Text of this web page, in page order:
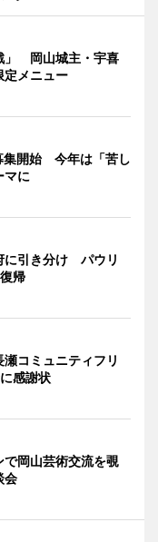
」 岡山城主・宇喜
定メニュー
集開始 今年は「苦し
マに
に引き分け パウリ
帰
コミュニティフリ
感謝状
で岡山芸術交流を覗
会